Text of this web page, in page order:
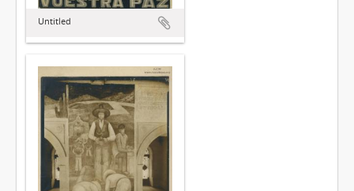
Untitled